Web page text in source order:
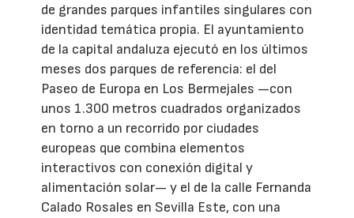
de grandes parques infantiles singulares con
identidad temática propia. El ayuntamiento
de la capital andaluza ejecutó en los últimos
meses dos parques de referencia: el del
Paseo de Europa en Los Bermejales —con
unos 1.300 metros cuadrados organizados
en torno a un recorrido por ciudades
europeas que combina elementos
interactivos con conexión digital y
alimentación solar— y el de la calle Fernanda
Calado Rosales en Sevilla Este, con una